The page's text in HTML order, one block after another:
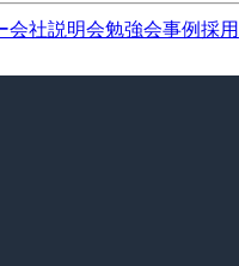
会社説明会勉強会事例採用